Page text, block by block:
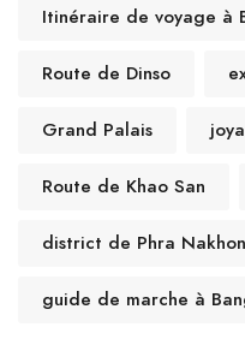
Itinéraire de voyage à
Route de Dinso
Grand Palais
Route de Khao San
district de Phra Nakhon
guide de marche à